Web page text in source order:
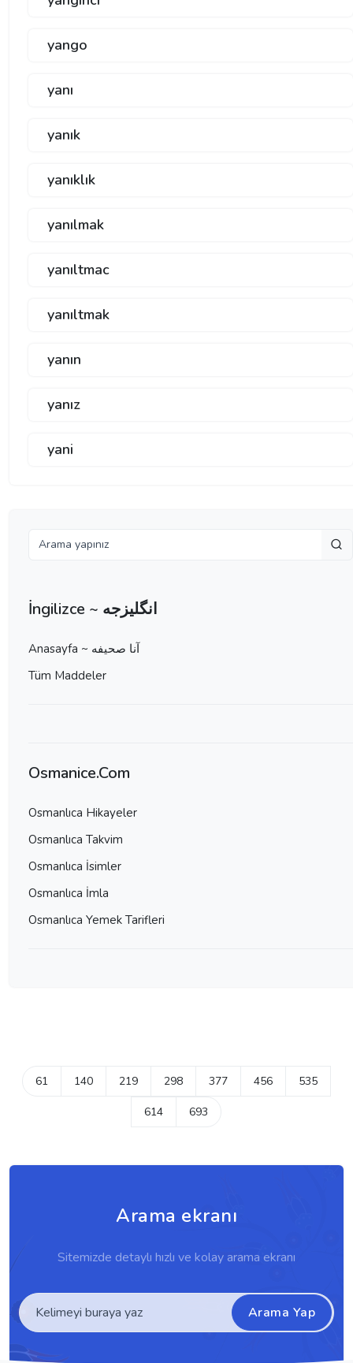
yango
yanı
yanık
yanıklık
yanılmak
yanıltmac
yanıltmak
yanın
yanız
yani
İngilizce ~ انگلیزجه
Anasayfa ~ آنا صحيفه
Tüm Maddeler
Osmanice.Com
Osmanlıca Hikayeler
Osmanlıca Takvim
Osmanlıca İsimler
Osmanlıca İmla
Osmanlıca Yemek Tarifleri
61 140 219 298 377 456 535
614 693
Arama ekranı
Sitemizde detaylı hızlı ve kolay arama ekranı
Arama Yap